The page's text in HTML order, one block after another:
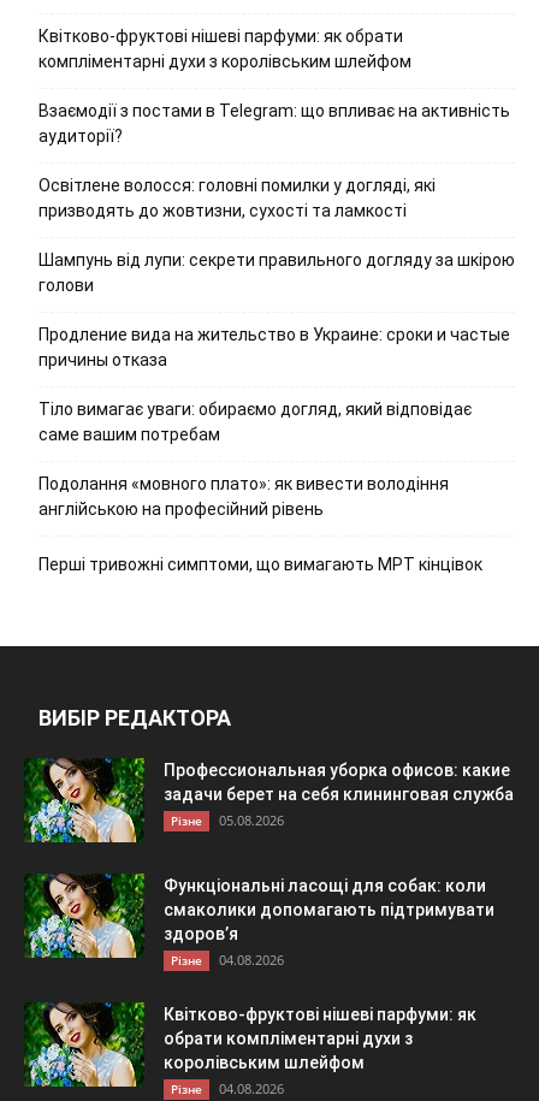
Квітково-фруктові нішеві парфуми: як обрати
компліментарні духи з королівським шлейфом
Взаємодії з постами в Telegram: що впливає на активність
аудиторії?
Освітлене волосся: головні помилки у догляді, які
призводять до жовтизни, сухості та ламкості
Шампунь від лупи: секрети правильного догляду за шкірою
голови
Продление вида на жительство в Украине: сроки и частые
причины отказа
Тіло вимагає уваги: обираємо догляд, який відповідає
саме вашим потребам
Подолання «мовного плато»: як вивести володіння
англійською на професійний рівень
Перші тривожні симптоми, що вимагають МРТ кінцівок
ВИБІР РЕДАКТОРА
Профессиональная уборка офисов: какие
задачи берет на себя клининговая служба
Різне 05.08.2026
Функціональні ласощі для собак: коли
смаколики допомагають підтримувати
здоров’я
Різне 04.08.2026
Квітково-фруктові нішеві парфуми: як
обрати компліментарні духи з
королівським шлейфом
Різне 04.08.2026